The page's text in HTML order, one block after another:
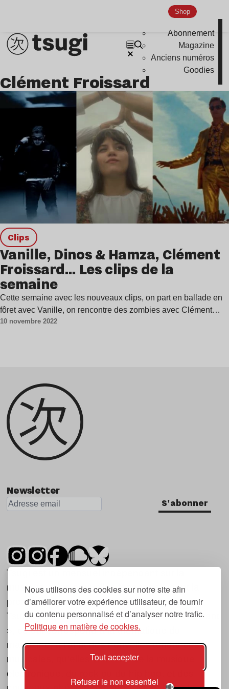
Nous utilisons des cookies sur notre site afin
d’améliorer votre expérience utilisateur, de fournir
du contenu personnalisé et d’analyser notre trafic.
Politique en matière de cookies.
Tout accepter
Refuser le non essentiel
Shop
Abonnement
Magazine
Anciens numéros
Goodies
Clément Froissard
clips
Vanille, Dinos & Hamza, Clément
Froissard… Les clips de la
semaine
Cette semaine avec les nouveaux clips, on part en ballade en
fôret avec Vanille, on rencontre des zombies avec Clément…
10 novembre 2022
Newsletter
S'abonner
Tsugi est un mensuel indépendant sur la
musique et les nouvelles tendances, dont la
première parution date de 2007.
Tsugi en japonais signifie « prochain », « suivant
», ce qui correspond à la thématique du
magazine, à l’affût des nouvelles tendances
musicales, qu’elles viennent de la musique
électronique, du rock ou du hip hop, et des